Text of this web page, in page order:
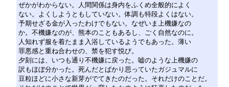
ぜかがわからない。人間関係は身内をふくめ全般的によく
ない。よくしようともしていない。体調も特段よくはない。
予期せざる金が入ったわけでもない。なぜいま上機嫌なの
か。不機嫌なのが、熊本のこともあるし、ごく自然なのに。
人知れず服を着たまま入浴しているようでもあった。薄い
罪悪感と重ね合わせの、禁を犯す悦び。
夕刻には、いつも通り不機嫌に戻った。嘘のような上機嫌の
訳もほぼ分かった。死んだとばかり思っていたガジュマルに
豆粒ほどに小さな新芽がでてきたのだった。それだけのことだ。